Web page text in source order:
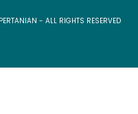
- ALL RIGHTS RESERVED